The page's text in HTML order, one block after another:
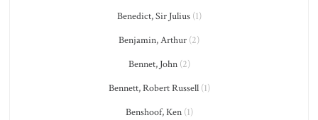
Benedict, Sir Julius(1)
Benjamin, Arthur (2)
Bennet, John(2)
Bennett, Robert Russell(1)
Benshoof, Ken(1)